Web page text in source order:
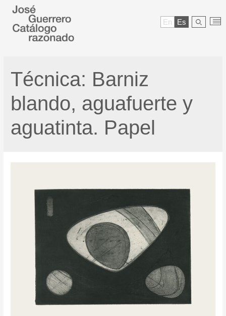
En Es
Técnica: Barniz
blando, aguafuerte y
aguatinta. Papel